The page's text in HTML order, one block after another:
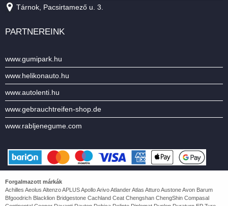
Tárnok, Pacsirtamező u. 3.
PARTNEREINK
www.gumipark.hu
www.helikonauto.hu
www.autolenti.hu
www.gebrauchtreifen-shop.de
www.rabljenegume.com
Forgalmazott márkák
Achilles Aeolus Altenzo APLUS Apollo Arivo Atlander Atlas Atturo Austone Avon Barum
Bfgoodrich Blacklion Bridgestone Cachland Ceat Chengshan ChengShin Compasal